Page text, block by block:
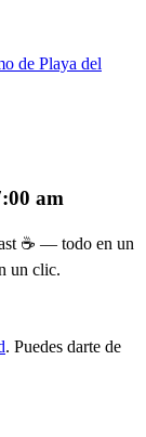
de Playa del
am
☕ — todo en un
un clic.
. Puedes darte de